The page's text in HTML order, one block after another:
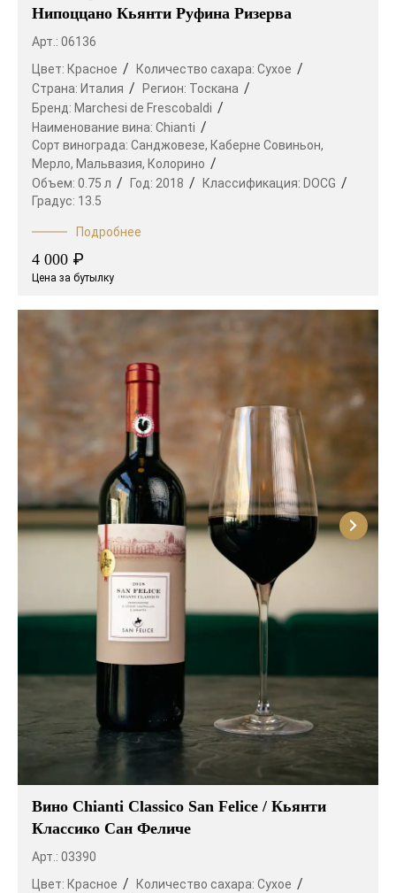
Нипоццано Кьянти Руфина Ризерва
Арт.: 06136
Цвет: Красное Количество сахара: Сухое
Страна: Италия Регион: Тоскана
Бренд: Marchesi de Frescobaldi
Наименование вина: Chianti
Сорт винограда: Санджовезе, Каберне Совиньон,
Мерло, Мальвазия, Колорино
Объем: 0.75 л Год: 2018 Классификация: DOCG
Градус: 13.5
Подробнее
4 000 ₽
Цена за бутылку
Вино Chianti Classico San Felice / Кьянти
Классико Сан Феличе
Арт.: 03390
Цвет: Красное Количество сахара: Сухое